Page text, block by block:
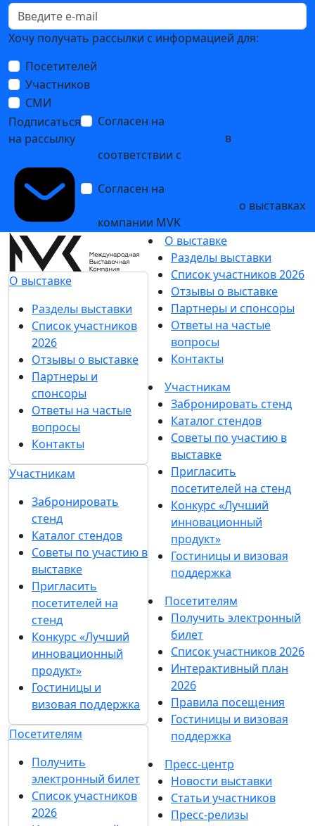
Хочу получать рассылки с информацией для:
Посетителей
Участников
СМИ
Подписаться
на рассылку
Согласен на
в
соответствии с
Согласен на
о выставках
компании MVK
О выставке
Разделы выставки
Список участников
2026
Отзывы о выставке
Партнеры и
спонсоры
Ответы на частые
вопросы
Контакты
Участникам
Забронировать
стенд
Каталог стендов
Советы по участию в
выставке
Пригласить
посетителей на
стенд
Конкурс «Лучший
инновационный
продукт»
Гостиницы и
визовая поддержка
Посетителям
Получить
электронный билет
Список участников
2026
О выставке
Разделы выставки
Список участников 2026
Отзывы о выставке
Партнеры и спонсоры
Ответы на частые
вопросы
Контакты
Участникам
Забронировать стенд
Каталог стендов
Советы по участию в
выставке
Пригласить
посетителей на стенд
Конкурс «Лучший
инновационный
продукт»
Гостиницы и визовая
поддержка
Посетителям
Получить электронный
билет
Список участников 2026
Интерактивный план
2026
Правила посещения
Гостиницы и визовая
поддержка
Пресс-центр
Новости выставки
Статьи участников
Пресс-релизы